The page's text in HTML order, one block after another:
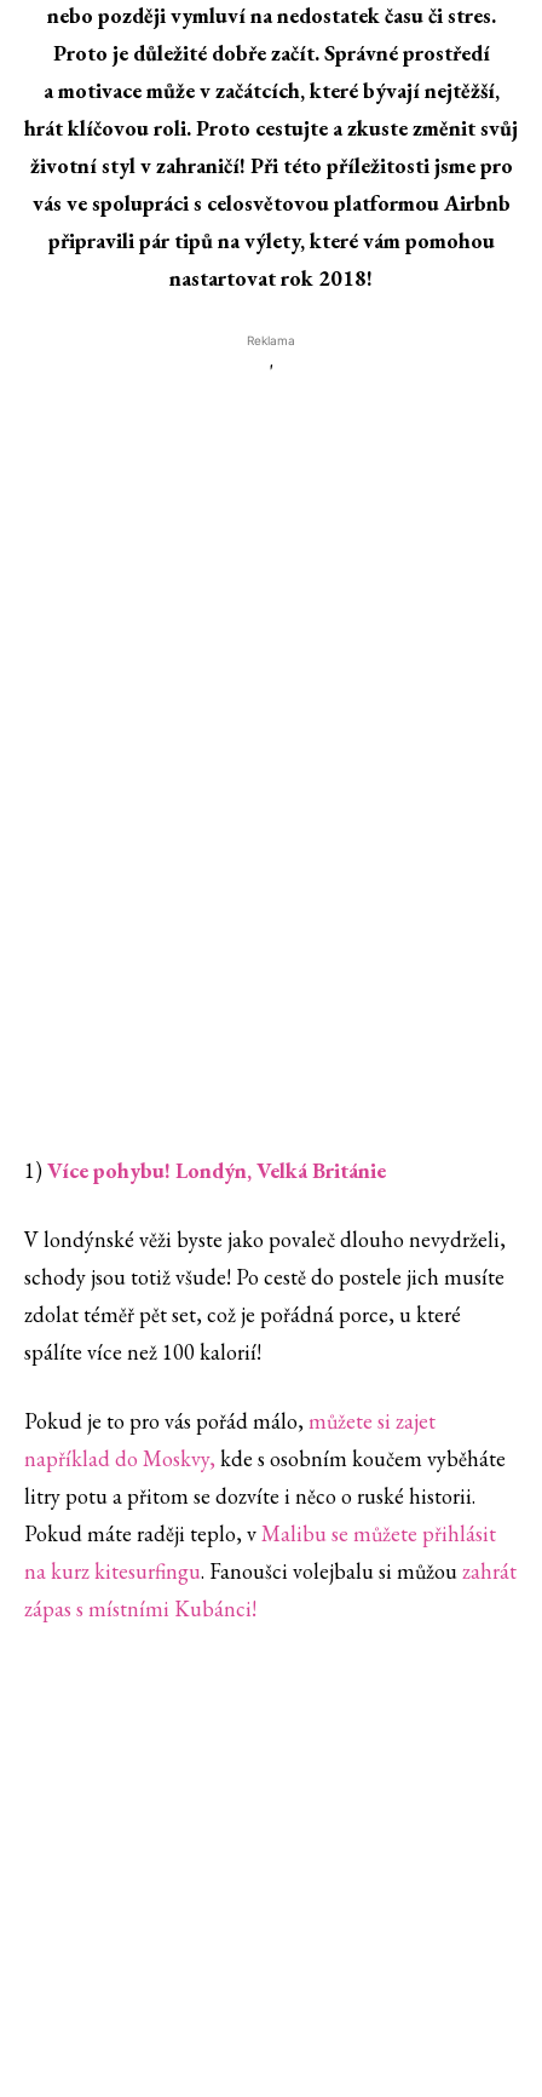
nebo později vymluví na nedostatek času či stres.
Proto je důležité dobře začít. Správné prostředí
a motivace může v začátcích, které bývají nejtěžší,
hrát klíčovou roli. Proto cestujte a zkuste změnit svůj
životní styl v zahraničí! Při této příležitosti jsme pro
vás ve spolupráci s celosvětovou platformou Airbnb
připravili pár tipů na výlety, které vám pomohou
nastartovat rok 2018!
Reklama
'
1)Více pohybu! Londýn, Velká Británie
V londýnské věži byste jako povaleč dlouho nevydrželi,
schody jsou totiž všude! Po cestě do postele jich musíte
zdolat téměř pět set, což je pořádná porce, u které
spálíte více než 100 kalorií!
Pokud je to pro vás pořád málo,můžete si zajet
například do Moskvy, kde s osobním koučem vyběháte
litry potu a přitom se dozvíte i něco o ruské historii.
Pokud máte raději teplo, vMalibu se můžete přihlásit
na kurz kitesurfingu. Fanoušci volejbalu si můžouzahrát
zápas s místními Kubánci!